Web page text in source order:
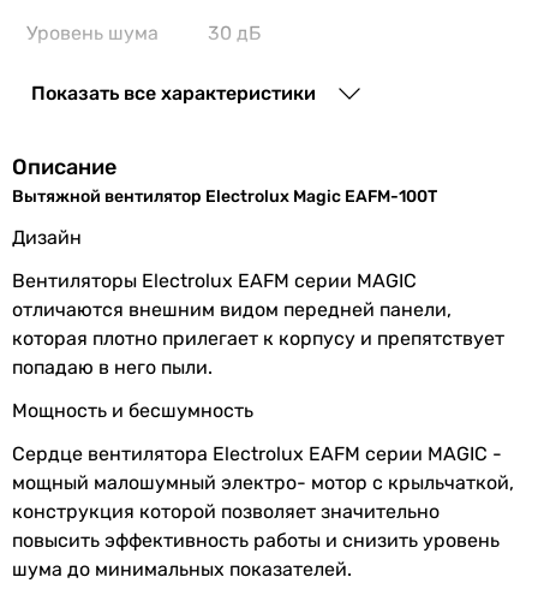
4 235грн
4 473грн
Основные характеристики
Расход воздуха
100 м³/час
90 м³/час
101 м³/час
Уровень шума
30 дБ
Монтаж
вентилятора
настенный,потолочный
Тип осевой
Особенности
и функции
обратный клапан,таймер
Дополнительно декоративная панель
Материал
обратного
клапана
пластик
Показать все характеристики
Описание
Вытяжной вентилятор Electrolux Magic EAFM-100T
Дизайн
Вентиляторы Electrolux EAFM серии MAGIC
отличаются внешним видом передней панели,
которая плотно прилегает к корпусу и препятствует
попадаю в него пыли.
Мощность и бесшумность
Сердце вентилятора Electrolux EAFM серии MAGIC -
мощный малошумный электро- мотор с крыльчаткой,
конструкция которой позволяет значительно
повысить эффективность работы и снизить уровень
шума до минимальных показателей.